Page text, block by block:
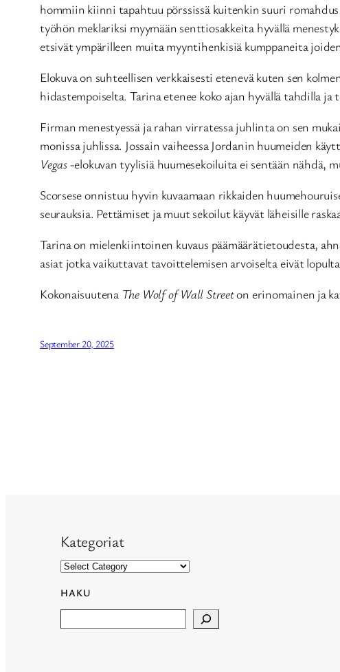
hommiin kiinni tapahtuu pörssissä kuitenkin suuri romahdus
työhön meklariksi myymään senttiosakkeita hyvällä
etsivät ympärilleen muita myyntihenkisiä kumppaneita
Elokuva on suhteellisen verkkaisesti etenevä kuten sen
hidastempoiselta. Tarina etenee koko ajan hyvällä tahdilla ja
Firman menestyessä ja rahan virratessa juhlinta on sen
monissa juhlissa. Jossain vaiheessa Jordanin huumeiden
Vegas-elokuvan tyylisiä huumesekoiluita ei sentään nähdä,
Scorsese onnistuu hyvin kuvaamaan rikkaiden
seurauksia. Pettämiset ja muut sekoilut käyvät läheisille
Tarina on mielenkiintoinen kuvaus päämäärätietoudesta,
asiat jotka vaikuttavat tavoittelemisen arvoiselta eivät
Kokonaisuutena The Wolf of Wall Streeton erinomainen ja
September 20, 2025
Kategoriat
HAKU